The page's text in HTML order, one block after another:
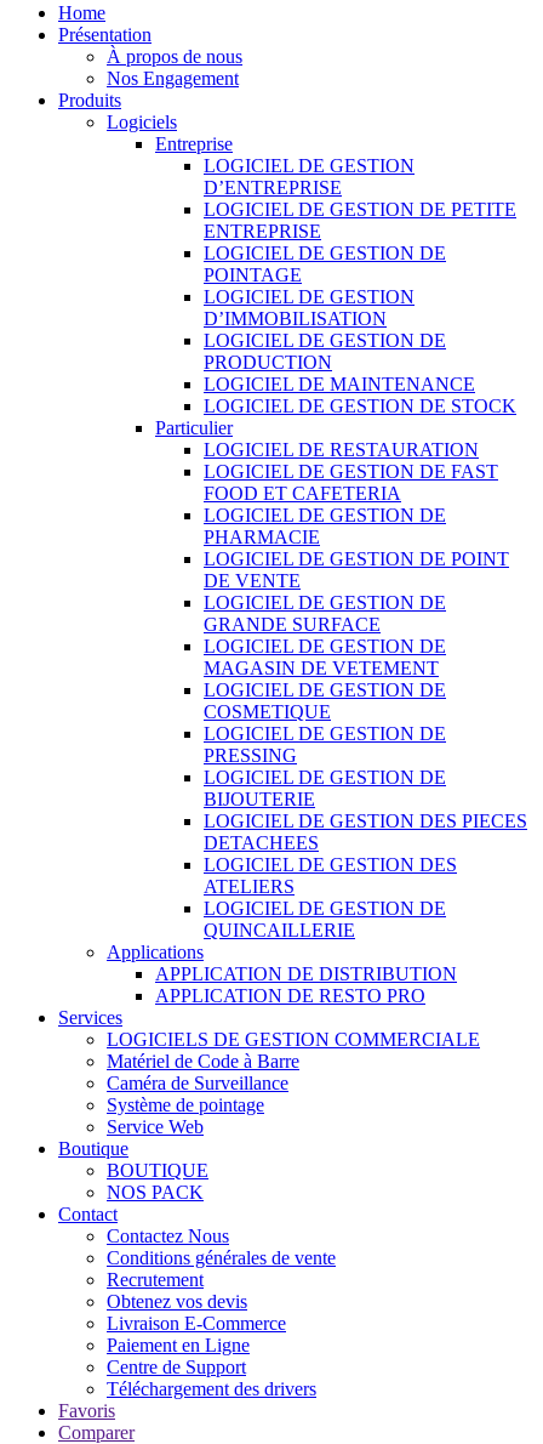
Home
Présentation
À propos de nous
Nos Engagement
Produits
Logiciels
Entreprise
LOGICIEL DE GESTION
D’ENTREPRISE
LOGICIEL DE GESTION DE PETITE
ENTREPRISE
LOGICIEL DE GESTION DE
POINTAGE
LOGICIEL DE GESTION
D’IMMOBILISATION
LOGICIEL DE GESTION DE
PRODUCTION
LOGICIEL DE MAINTENANCE
LOGICIEL DE GESTION DE STOCK
Particulier
LOGICIEL DE RESTAURATION
LOGICIEL DE GESTION DE FAST
FOOD ET CAFETERIA
LOGICIEL DE GESTION DE
PHARMACIE
LOGICIEL DE GESTION DE POINT
DE VENTE
LOGICIEL DE GESTION DE
GRANDE SURFACE
LOGICIEL DE GESTION DE
MAGASIN DE VETEMENT
LOGICIEL DE GESTION DE
COSMETIQUE
LOGICIEL DE GESTION DE
PRESSING
LOGICIEL DE GESTION DE
BIJOUTERIE
LOGICIEL DE GESTION DES PIECES
DETACHEES
LOGICIEL DE GESTION DES
ATELIERS
LOGICIEL DE GESTION DE
QUINCAILLERIE
Applications
APPLICATION DE DISTRIBUTION
APPLICATION DE RESTO PRO
Services
LOGICIELS DE GESTION COMMERCIALE
Matériel de Code à Barre
Caméra de Surveillance
Système de pointage
Service Web
Boutique
BOUTIQUE
NOS PACK
Contact
Contactez Nous
Conditions générales de vente
Recrutement
Obtenez vos devis
Livraison E-Commerce
Paiement en Ligne
Centre de Support
Téléchargement des drivers
Favoris
Comparer